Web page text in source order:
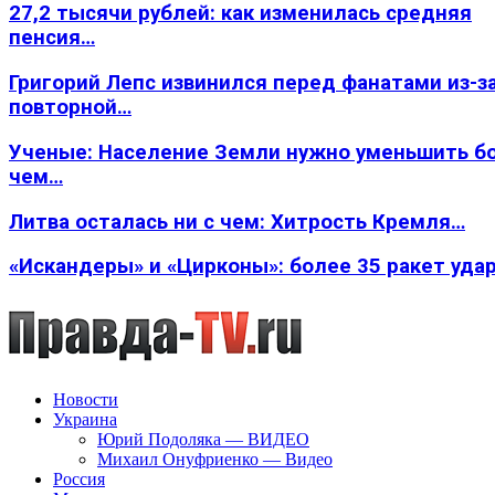
27,2 тысячи рублей: как изменилась средняя
пенсия…
Григорий Лепс извинился перед фанатами из-
повторной…
Ученые: Население Земли нужно уменьшить
чем…
Литва осталась ни с чем: Хитрость Кремля…
«Искандеры» и «Цирконы»: более 35 ракет
Новости
Украина
Юрий Подоляка — ВИДЕО
Михаил Онуфриенко — Видео
Россия